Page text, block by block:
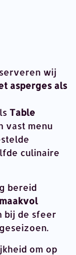
serveren wij
asperges als
Table
vast menu
culinaire
bereid
bij de sfeer
om op